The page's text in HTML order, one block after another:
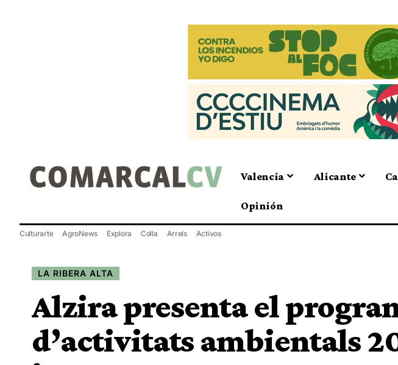
Valencia Alicante
Opinión
Culturarte AgroNews Explora Colla Arrels Activos
LA RIBERA ALTA
Alzira presenta el
d’activitats ambientals